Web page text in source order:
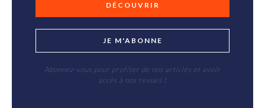
DÉCOUVRIR
JE M'ABONNE
Abonnez-vous pour profiter de nos articles et avoir
accès à nos revues !